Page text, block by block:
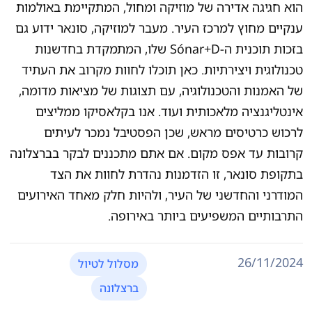
הוא חגיגה אדירה של מוזיקה ומחול, המתקיימת באולמות
ענקיים מחוץ למרכז העיר. מעבר למוזיקה, סונאר ידוע גם
בזכות תוכנית ה-Sónar+D שלו, המתמקדת בחדשנות
טכנולוגית ויצירתיות. כאן תוכלו לחוות מקרוב את העתיד
של האמנות והטכנולוגיה, עם תצוגות של מציאות מדומה,
אינטליגנציה מלאכותית ועוד. אנו בקלאסיקו ממליצים
לרכוש כרטיסים מראש, שכן הפסטיבל נמכר לעיתים
קרובות עד אפס מקום. אם אתם מתכננים לבקר בברצלונה
בתקופת סונאר, זו הזדמנות נהדרת לחוות את הצד
המודרני והחדשני של העיר, ולהיות חלק מאחד האירועים
התרבותיים המשפיעים ביותר באירופה.
26/11/2024
מסלול לטיול
ברצלונה